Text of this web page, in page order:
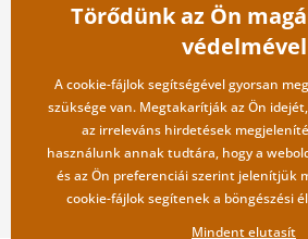
Szállítási és fizetési módok
Blog
Kapcsolat
Törődünk az Ön
védelmével
A cookie-fájlok segítségével gyorsan
szüksége van. Megtakarítják az Ön
az irreleváns hirdetések
használunk annak tudtára, hogy a
és az Ön preferenciái szerint jelenítjük
cookie-fájlok segítenek a böngészési
Mindent elutasít